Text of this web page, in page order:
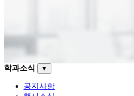
학과소식 ▼
공지사항